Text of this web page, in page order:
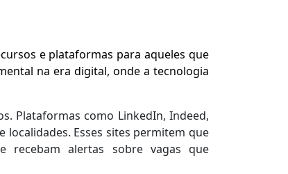
e plataformas para aqueles que
na era digital, onde a tecnologia
Plataformas como LinkedIn, Indeed,
localidades. Esses sites permitem que
recebam alertas sobre vagas que